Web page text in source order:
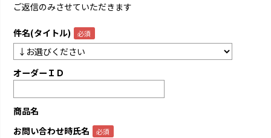
ご返信のみさせていただきます
件名(タイトル)
オーダーＩＤ
商品名
お問い合わせ時氏名